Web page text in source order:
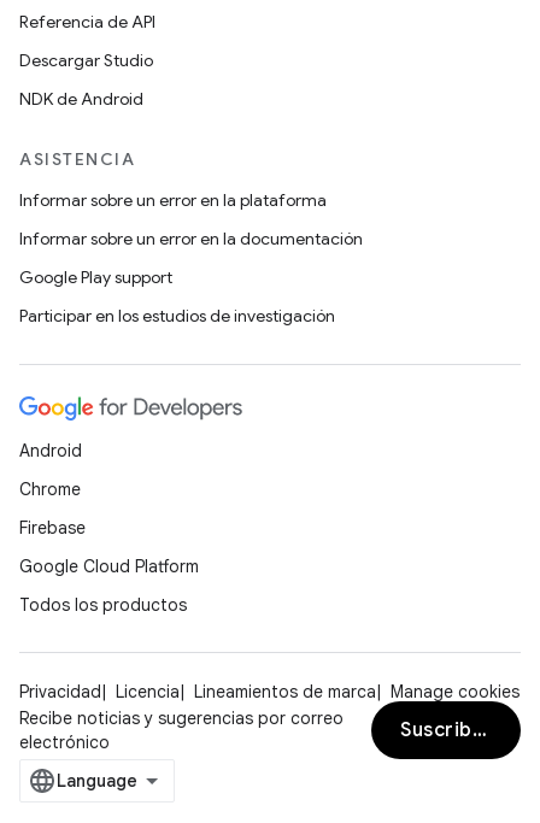
Referencia de API
Descargar Studio
NDK de Android
ASISTENCIA
Informar sobre un error en la plataforma
Informar sobre un error en la documentación
Google Play support
Participar en los estudios de investigación
Android
Chrome
Firebase
Google Cloud Platform
Todos los productos
Privacidad Licencia Lineamientos de marca
Manage cookies
Recibe noticias y sugerencias por correo
electrónico
Suscribirse